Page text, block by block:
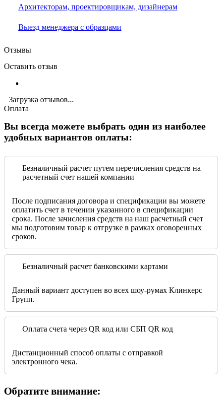
Архитекторам, проектировщикам, дизайнерам
Выезд менеджера с образцами
Отзывы
Оставить отзыв
Загрузка отзывов...
Оплата
Вы всегда можете выбрать один из наиболее
удобных вариантов оплаты:
Безналичный расчет путем перечисления средств на
расчетный счет нашей компании
После подписания договора и спецификации вы можете
оплатить счет в течении указанного в спецификации
срока. После зачисления средств на наш расчетный счет
мы подготовим товар к отгрузке в рамках оговоренных
сроков.
Безналичный расчет банковскими картами
Данный вариант доступен во всех шоу-румах Клинкерс
Групп.
Оплата счета через QR код или СБП QR код
Дистанционный способ оплаты с отправкой
электронного чека.
Обратите внимание: